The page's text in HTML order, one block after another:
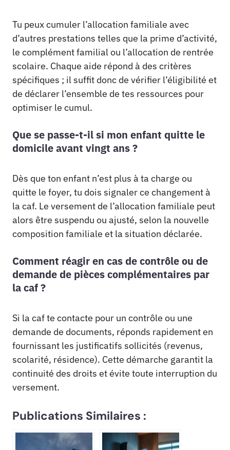
Tu peux cumuler l’allocation familiale avec
d’autres prestations telles que la prime d’activité,
le complément familial ou l’allocation de rentrée
scolaire. Chaque aide répond à des critères
spécifiques ; il suffit donc de vérifier l’éligibilité et
de déclarer l’ensemble de tes ressources pour
optimiser le cumul.
Que se passe-t-il si mon enfant quitte le
domicile avant vingt ans ?
Dès que ton enfant n’est plus à ta charge ou
quitte le foyer, tu dois signaler ce changement à
la caf. Le versement de l’allocation familiale peut
alors être suspendu ou ajusté, selon la nouvelle
composition familiale et la situation déclarée.
Comment réagir en cas de contrôle ou de
demande de pièces complémentaires par
la caf ?
Si la caf te contacte pour un contrôle ou une
demande de documents, réponds rapidement en
fournissant les justificatifs sollicités (revenus,
scolarité, résidence). Cette démarche garantit la
continuité des droits et évite toute interruption du
versement.
Publications Similaires :